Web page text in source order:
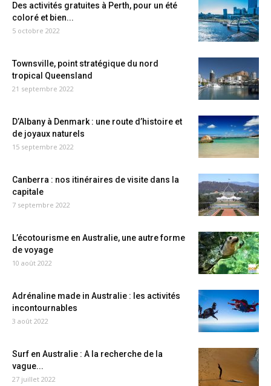
Des activités gratuites à Perth, pour un été
coloré et bien...
5 octobre 2022
Townsville, point stratégique du nord
tropical Queensland
21 septembre 2022
D’Albany à Denmark : une route d’histoire et
de joyaux naturels
15 septembre 2022
Canberra : nos itinéraires de visite dans la
capitale
7 septembre 2022
L’écotourisme en Australie, une autre forme
de voyage
10 août 2022
Adrénaline made in Australie : les activités
incontournables
3 août 2022
Surf en Australie : A la recherche de la
vague...
27 juillet 2022